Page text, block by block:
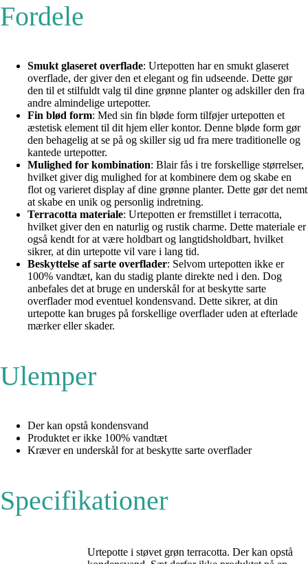
Fordele
Smukt glaseret overflade: Urtepotten har en smukt glaseret
overflade, der giver den et elegant og fin udseende. Dette gør
den til et stilfuldt valg til dine grønne planter og adskiller den fra
andre almindelige urtepotter.
Fin blød form: Med sin fin bløde form tilføjer urtepotten et
æstetisk element til dit hjem eller kontor. Denne bløde form gør
den behagelig at se på og skiller sig ud fra mere traditionelle og
kantede urtepotter.
Mulighed for kombination: Blair fås i tre forskellige størrelser,
hvilket giver dig mulighed for at kombinere dem og skabe en
flot og varieret display af dine grønne planter. Dette gør det nemt
at skabe en unik og personlig indretning.
Terracotta materiale: Urtepotten er fremstillet i terracotta,
hvilket giver den en naturlig og rustik charme. Dette materiale er
også kendt for at være holdbart og langtidsholdbart, hvilket
sikrer, at din urtepotte vil vare i lang tid.
Beskyttelse af sarte overflader: Selvom urtepotten ikke er
100% vandtæt, kan du stadig plante direkte ned i den. Dog
anbefales det at bruge en underskål for at beskytte sarte
overflader mod eventuel kondensvand. Dette sikrer, at din
urtepotte kan bruges på forskellige overflader uden at efterlade
mærker eller skader.
Ulemper
Der kan opstå kondensvand
Produktet er ikke 100% vandtæt
Kræver en underskål for at beskytte sarte overflader
Specifikationer
Urtepotte i støvet grøn terracotta. Der kan opstå